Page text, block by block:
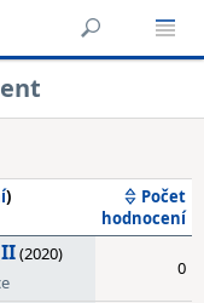
)
Počet
hodnocení
(2020)
0